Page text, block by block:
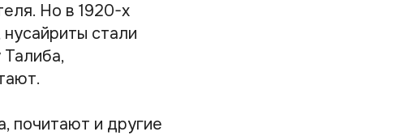
Но в 1920-х
стали
почитают и другие